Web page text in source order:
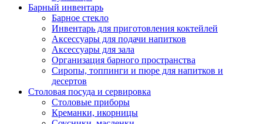
Барный инвентарь
Барное стекло
Инвентарь для приготовления коктейлей
Аксессуары для подачи напитков
Аксессуары для зала
Организация барного пространства
Сиропы, топпинги и пюре для напитков и
десертов
Столовая посуда и сервировка
Столовые приборы
Креманки, икорницы